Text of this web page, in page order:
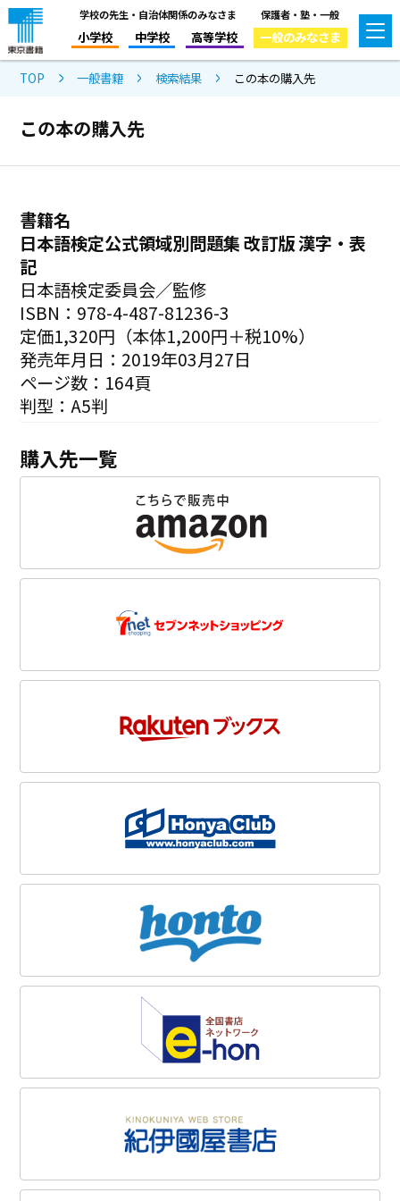
学校の先生・自治体関係のみなさま
小学校 中学校 高等学校
保護者・塾・一般
一般のみなさま
TOP 一般書籍 検索結果 この本の購入先
この本の購入先
書籍名
日本語検定公式領域別問題集 改訂版 漢字・表
記
日本語検定委員会／監修
ISBN：978-4-487-81236-3
定価1,320円（本体1,200円＋税10%）
発売年月日：2019年03月27日
ページ数：164頁
判型：A5判
購入先一覧